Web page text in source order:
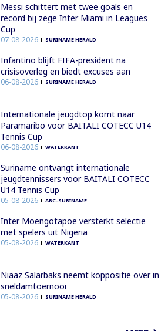
Messi schittert met twee goals en
record bij zege Inter Miami in Leagues
Cup
07-08-2026 SURINAME HERALD
Infantino blijft FIFA-president na
crisisoverleg en biedt excuses aan
06-08-2026 SURINAME HERALD
Internationale jeugdtop komt naar
Paramaribo voor BAITALI COTECC U14
Tennis Cup
06-08-2026 WATERKANT
Suriname ontvangt internationale
jeugdtennissers voor BAITALI COTECC
U14 Tennis Cup
05-08-2026 ABC-SURINAME
Inter Moengotapoe versterkt selectie
met spelers uit Nigeria
05-08-2026 WATERKANT
Niaaz Salarbaks neemt koppositie over in
sneldamtoernooi
05-08-2026 SURINAME HERALD